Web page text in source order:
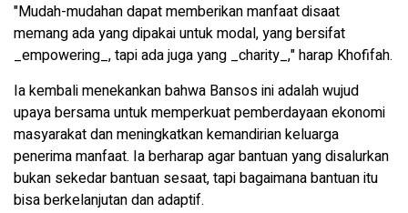
"Mudah-mudahan dapat memberikan manfaat disaat
memang ada yang dipakai untuk modal, yang bersifat
_empowering_, tapi ada juga yang _charity_," harap Khofifah.
Ia kembali menekankan bahwa Bansos ini adalah wujud
upaya bersama untuk memperkuat pemberdayaan ekonomi
masyarakat dan meningkatkan kemandirian keluarga
penerima manfaat. Ia berharap agar bantuan yang disalurkan
bukan sekedar bantuan sesaat, tapi bagaimana bantuan itu
bisa berkelanjutan dan adaptif.